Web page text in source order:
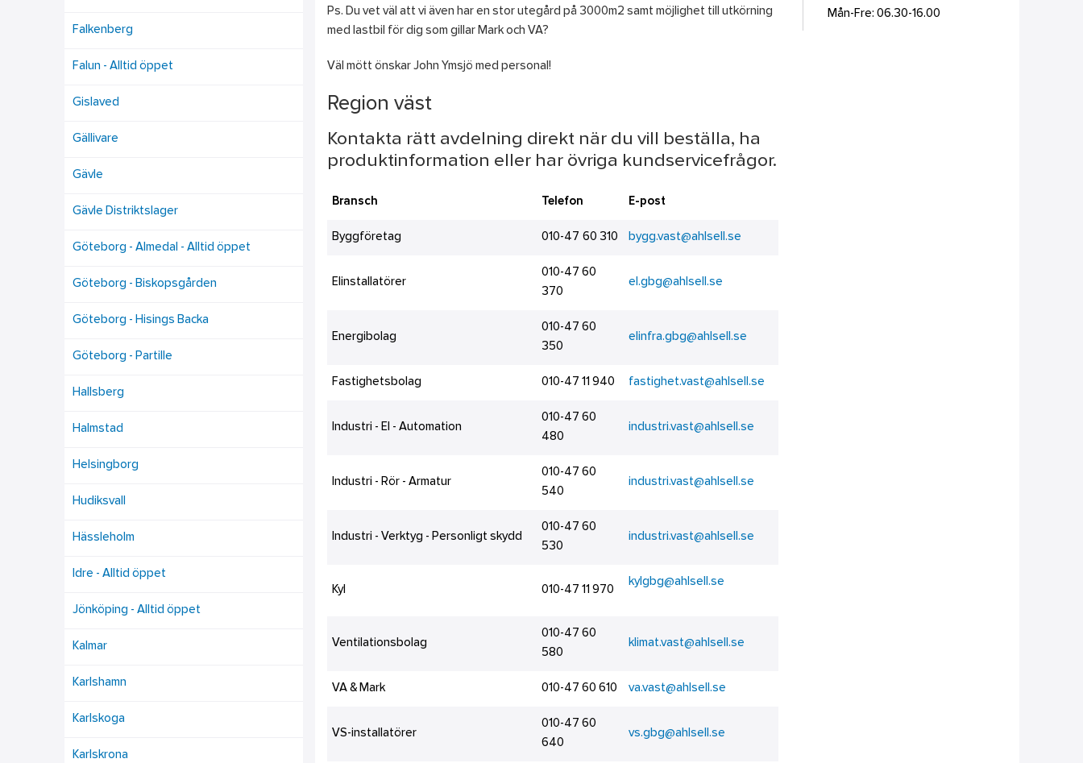
Falkenberg
Falun - Alltid öppet
Gislaved
Gällivare
Gävle
Gävle Distriktslager
Göteborg - Almedal - Alltid öppet
Göteborg - Biskopsgården
Göteborg - Hisings Backa
Göteborg - Partille
Hallsberg
Halmstad
Helsingborg
Hudiksvall
Hässleholm
Idre - Alltid öppet
Jönköping - Alltid öppet
Kalmar
Karlshamn
Karlskoga
Karlskrona
Mån-Fre: 06.30-16.00
Ps. Du vet väl att vi även har en stor utegård på 3000m2 samt möjlighet till utkörning
med lastbil för dig som gillar Mark och VA?
Väl mött önskar John Ymsjö med personal!
Region väst
Kontakta rätt avdelning direkt när du vill beställa, ha
produktinformation eller har övriga kundservicefrågor.
Bransch Telefon E-post
Byggföretag 010-47 60 310 bygg.vast@ahlsell.se
Elinstallatörer
010-47 60
370
el.gbg@ahlsell.se
Energibolag
010-47 60
350
elinfra.gbg@ahlsell.se
Fastighetsbolag 010-47 11 940 fastighet.vast@ahlsell.se
Industri - El - Automation
010-47 60
480
industri.vast@ahlsell.se
Industri - Rör - Armatur
010-47 60
540
industri.vast@ahlsell.se
Industri - Verktyg - Personligt skydd
010-47 60
530
industri.vast@ahlsell.se
Kyl 010-47 11 970
kylgbg@ahlsell.se
Ventilationsbolag
010-47 60
580
klimat.vast@ahlsell.se
VA & Mark 010-47 60 610 va.vast@ahlsell.se
VS-installatörer
010-47 60
640
vs.gbg@ahlsell.se